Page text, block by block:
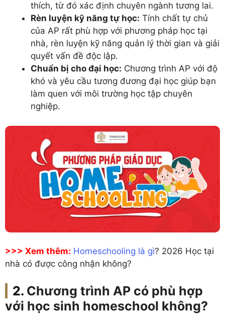
thích, từ đó xác định chuyên ngành tương lai.
Rèn luyện kỹ năng tự học: Tính chất tự chủ
của AP rất phù hợp với phương pháp học tại
nhà, rèn luyện kỹ năng quản lý thời gian và giải
quyết vấn đề độc lập.
Chuẩn bị cho đại học: Chương trình AP với độ
khó và yêu cầu tương đương đại học giúp bạn
làm quen với môi trường học tập chuyên
nghiệp.
>>> Xem thêm: Homeschooling là gì? 2026 Học tại
nhà có được công nhận không?
Chương trình AP có phù hợp
với học sinh homeschool không?